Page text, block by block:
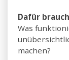
Dafür
Was
machen?
Querbach:
tuebingen.de